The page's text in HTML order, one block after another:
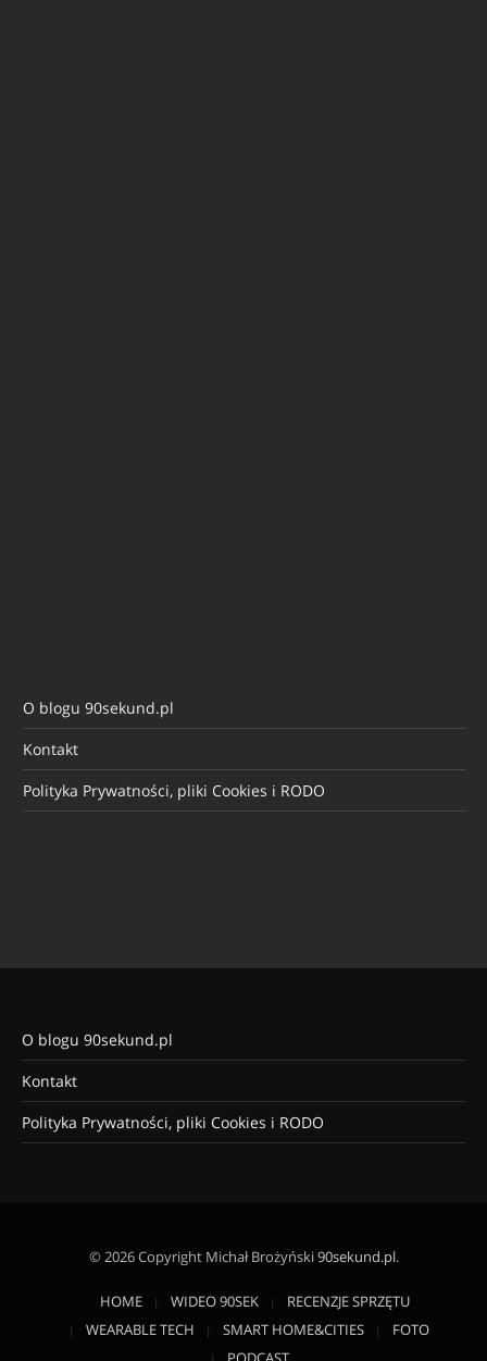
O blogu 90sekund.pl
Kontakt
Polityka Prywatności, pliki Cookies i RODO
O blogu 90sekund.pl
Kontakt
Polityka Prywatności, pliki Cookies i RODO
© 2026 Copyright Michał Brożyński90sekund.pl.
HOME WIDEO 90SEK
RECENZJE SPRZĘTU
WEARABLE TECH
SMART HOME&CITIES
FOTO